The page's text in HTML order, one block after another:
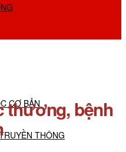
CƠ BẢN
THÔNG
thương, bệnh